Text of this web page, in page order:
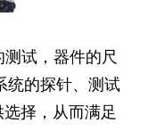
试，器件的尺
统的探针、测试
择，从而满足